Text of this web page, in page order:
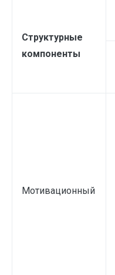
Структурные
компоненты
Мотивационный